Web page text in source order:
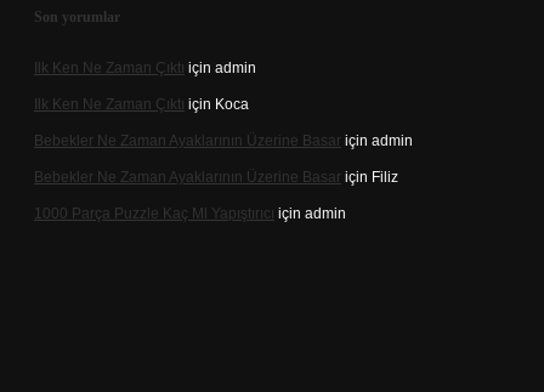
Son yorumlar
Ilk Ken Ne Zaman Çıktı için admin
Ilk Ken Ne Zaman Çıktı için Koca
Bebekler Ne Zaman Ayaklarının Üzerine Basar için admin
Bebekler Ne Zaman Ayaklarının Üzerine Basar için Filiz
1000 Parça Puzzle Kaç Ml Yapıştırıcı için admin